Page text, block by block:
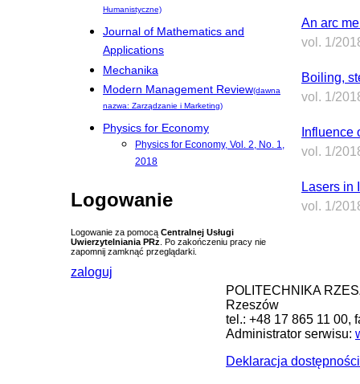
Humanistyczne)
Journal of Mathematics and
Applications
Mechanika
Modern Management Review(dawna
nazwa: Zarządzanie i Marketing)
Physics for Economy
Physics for Economy, Vol. 2, No. 1,
2018
Logowanie
Logowanie za pomocą Centralnej Usługi
Uwierzytelniania PRz . Po zakończeniu pracy nie
zapomnij zamknąć przeglądarki.
zaloguj
An arc
vol. 1/
Boiling,
vol. 1/
Influence
vol. 1/
Lasers in
vol. 1/
POLITECHNIKA
Rzeszów
tel.: +48 17 865 11 00,
Administrator serwisu:
Deklaracja dostępności